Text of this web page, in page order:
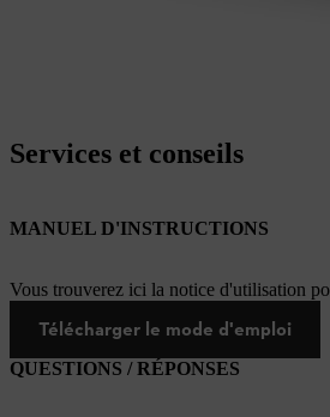
Services et conseils
MANUEL D'INSTRUCTIONS
Vous trouverez ici la notice d'utilisation
Télécharger le mode d'emploi
QUESTIONS / RÉPONSES